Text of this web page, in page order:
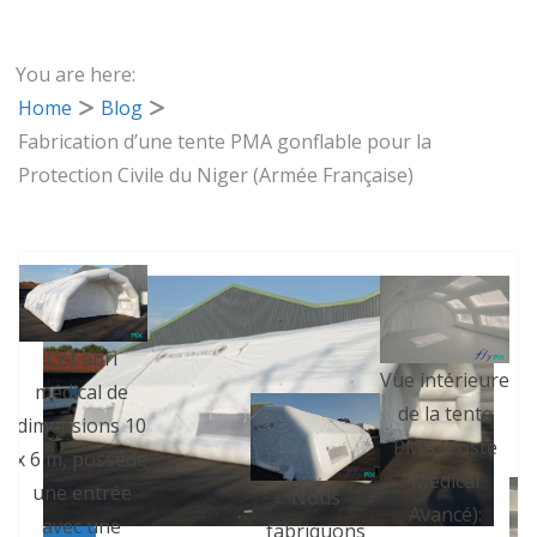
You are here:
Home
Blog
Fabrication d’une tente PMA gonflable pour la
Protection Civile du Niger (Armée Française)
Cet abri
médical de
dimensions 10
x 6 m, possède
une entrée
avec une
Nous
fabriquons
Vue intérieure
de la tente
PMA (Poste
Médical
Avancé):